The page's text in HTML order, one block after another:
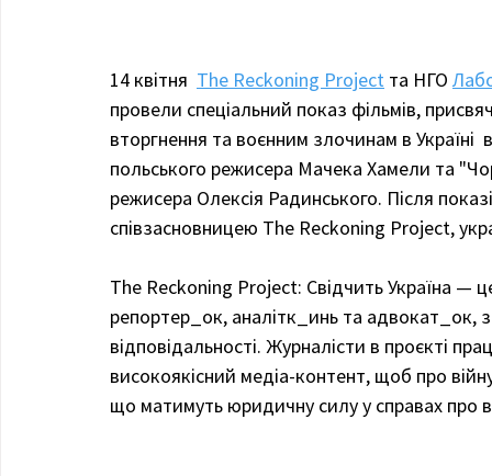
14 квітня The Reckoning Project та НГО
провели спеціальний показ фільмів,
вторгнення та воєнним злочинам в
польського режисера Мачека Хамели та
режисера Олексія Радинського. Після
співзасновницею The Reckoning Project,
The Reckoning Project: Свідчить Україна —
репортер_ок, аналітк_инь та адвокат_ок,
відповідальності. Журналісти в проєкті
високоякісний медіа-контент, щоб про
що матимуть юридичну силу у справах про